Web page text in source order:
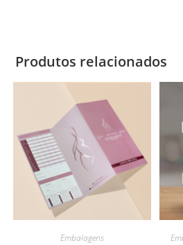
Produtos relacionados
Embalagens